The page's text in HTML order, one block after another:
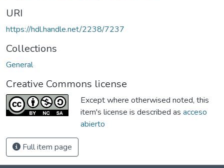
URI
https://hdl.handle.net/2238/7237
Collections
General
Creative Commons license
Except where otherwised noted, this
item's license is described as acceso
abierto
Full item page